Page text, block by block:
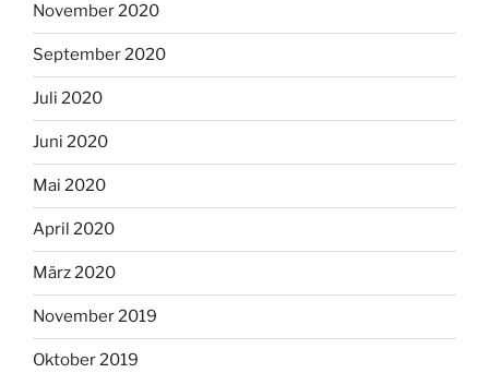
November 2020
September 2020
Juli 2020
Juni 2020
Mai 2020
April 2020
März 2020
November 2019
Oktober 2019